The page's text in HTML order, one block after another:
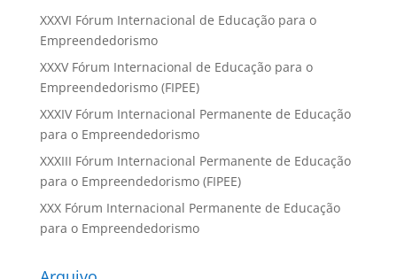
XXXVI Fórum Internacional de Educação para o
Empreendedorismo
XXXV Fórum Internacional de Educação para o
Empreendedorismo (FIPEE)
XXXIV Fórum Internacional Permanente de Educação
para o Empreendedorismo
XXXIII Fórum Internacional Permanente de Educação
para o Empreendedorismo (FIPEE)
XXX Fórum Internacional Permanente de Educação
para o Empreendedorismo